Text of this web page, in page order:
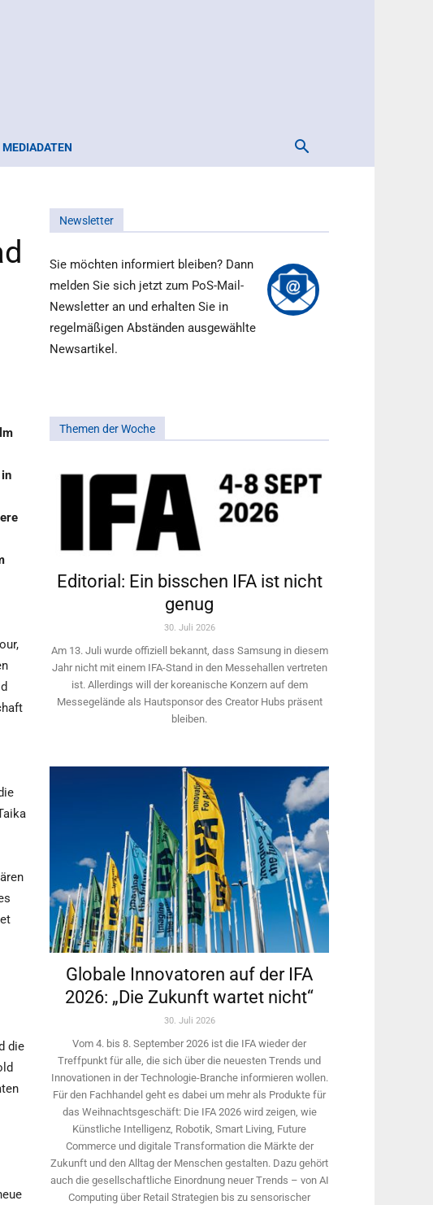
MEDIADATEN
die
Newsletter
Sie möchten informiert bleiben? Dann
melden Sie sich jetzt zum PoS-Mail-
Newsletter an und erhalten Sie in
regelmäßigen Abständen ausgewählte
Newsartikel.
Themen der Woche
Editorial: Ein bisschen IFA ist nicht
genug
30. Juli 2026
Am 13. Juli wurde offiziell bekannt, dass Samsung in diesem
Jahr nicht mit einem IFA-Stand in den Messehallen vertreten
ist. Allerdings will ­der koreanische Konzern auf dem
Messegelände als Hautsponsor des Creator Hubs präsent
bleiben.
Globale Innovatoren auf der IFA
2026: „Die Zukunft wartet nicht“
30. Juli 2026
Vom 4. bis 8. September 2026 ist die IFA wieder der
Treffpunkt für alle, die sich über die neuesten Trends und
Innovationen in der Technologie-­Branche informieren wollen.
Für den Fachhandel geht es dabei um mehr als Produkte für
das Weihnachtsgeschäft: Die IFA 2026 wird ­zeigen, wie
Künstliche Intelligenz, Robotik, Smart Living, Future
Commerce und digitale Trans­formation die Märkte der
Zukunft und den Alltag der Menschen gestalten. Dazu gehört
auch die gesellschaftliche Einordnung neuer Trends – von AI
Computing über Retail Strategien bis zu sensorischer